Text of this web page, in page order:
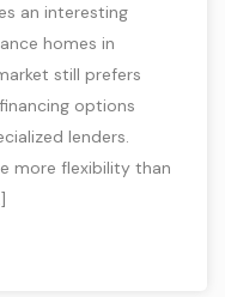
an interesting
homes in
still prefers
options
lenders.
more flexibility than